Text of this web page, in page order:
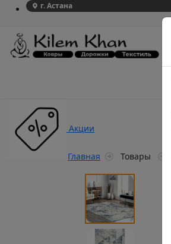
г. Астана
Акции
Главная Товары